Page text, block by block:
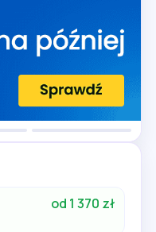
od 1 370 zł